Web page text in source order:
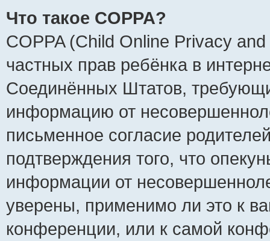
Что такое COPPA?
COPPA (Child Online Privacy
частных прав ребёнка в
Соединённых Штатов,
информацию от
письменное согласие
подтверждения того, что
информации от
уверены, применимо ли это к
конференции, или к самой